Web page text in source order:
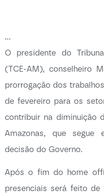
…
O presidente do
(TCE-AM), conselheiro
prorrogação dos
de fevereiro para os
contribuir na diminuição
Amazonas, que
decisão do Governo.
Após o fim do home
presenciais será feito